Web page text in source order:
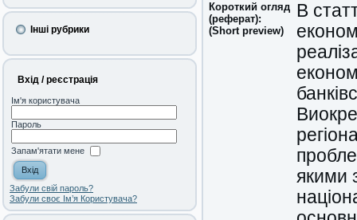
Інші рубрики
Вхід / реєстрація
Ім'я користувача
Пароль
Запам'ятати мене
Забули свій пароль?
Забули своє Ім’я Користувача?
Короткий огляд
(реферат):
(Short preview)
В
якими